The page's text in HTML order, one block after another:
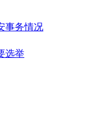
事务情况
选举